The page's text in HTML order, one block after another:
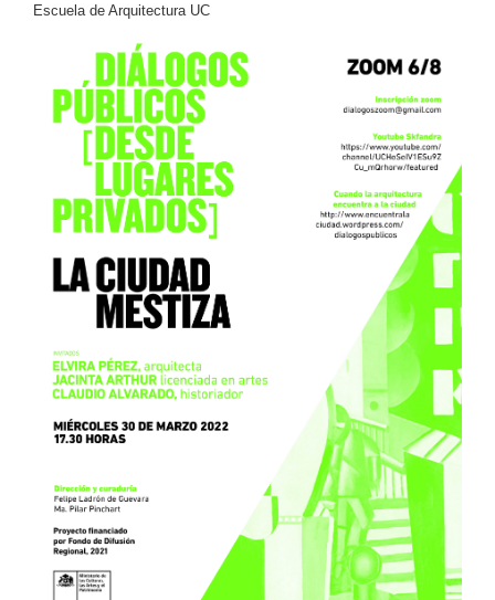
Escuela de Arquitectura UC